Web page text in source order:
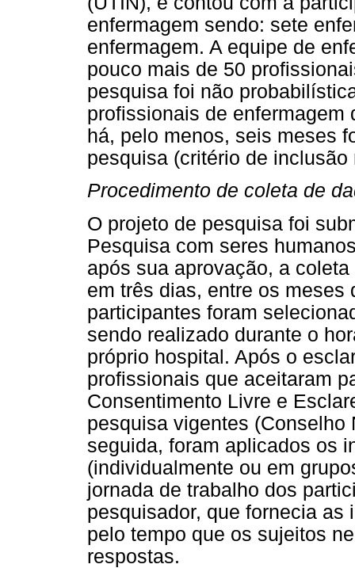
enfermagem sendo: sete
enfermagem. A equipe de
pouco mais de 50
pesquisa foi não
profissionais de enfermagem
há, pelo menos, seis meses
pesquisa (critério de inclusão
Procedimento de coleta de
O projeto de pesquisa foi
Pesquisa com seres
após sua aprovação, a
em três dias, entre os meses
participantes foram
sendo realizado durante o
próprio hospital. Após o
profissionais que aceitaram
Consentimento Livre e
pesquisa vigentes
seguida, foram aplicados os
(individualmente ou em
jornada de trabalho dos
pesquisador, que fornecia as
pelo tempo que os sujeitos
respostas.